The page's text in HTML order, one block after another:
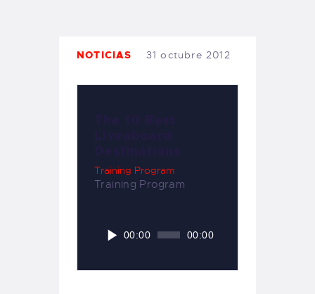
PEDIDOS
NOTICIAS 31 octubre 2012
Training Program
Training Program
Reproductor
00:00 00:00